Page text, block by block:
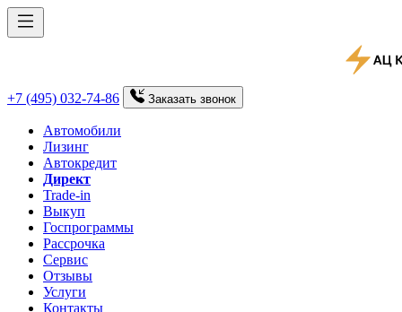
+7 (495) 032-74-86 Заказать звонок
Автомобили
Лизинг
Автокредит
Директ
Trade-in
Выкуп
Госпрограммы
Рассрочка
Сервис
Отзывы
Услуги
Контакты